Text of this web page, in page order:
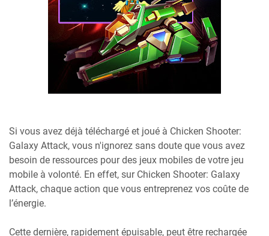
Si vous avez déjà téléchargé et joué à Chicken Shooter:
Galaxy Attack, vous n'ignorez sans doute que vous avez
besoin de ressources pour des jeux mobiles de votre jeu
mobile à volonté. En effet, sur Chicken Shooter: Galaxy
Attack, chaque action que vous entreprenez vos coûte de
l’énergie.
Cette dernière, rapidement épuisable, peut être rechargée